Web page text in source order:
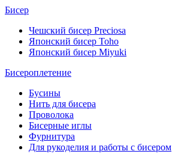
Бисер
Чешский бисер Preciosa
Японский бисер Toho
Японский бисер Miyuki
Бисероплетение
Бусины
Нить для бисера
Проволока
Бисерные иглы
Фурнитура
Для рукоделия и работы с бисером